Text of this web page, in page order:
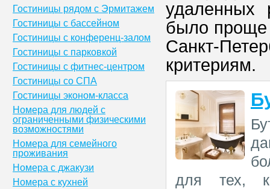
Гостиницы рядом с Эрмитажем
Гостиницы с бассейном
Гостиницы с конференц-залом
Гостиницы с парковкой
Гостиницы с фитнес-центром
Гостиницы со СПА
Гостиницы эконом-класса
Номера для людей с
ограниченными физическими
возможностями
Номера для семейного
проживания
Номера с джакузи
Номера с кухней
удаленных
было проще
Санкт-
критериям.
для тех,